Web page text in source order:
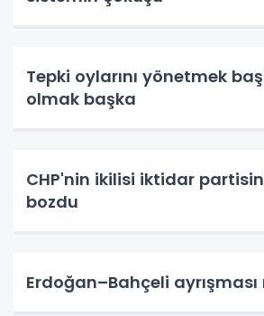
Tepki oylarını yönetmek
olmak başka
CHP'nin ikilisi iktidar
bozdu
Erdoğan–Bahçeli ayrışması